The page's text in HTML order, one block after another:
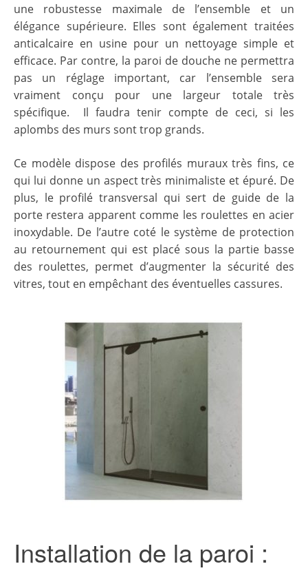
une robustesse maximale de l’ensemble et un
élégance supérieure. Elles sont également traitées
anticalcaire en usine pour un nettoyage simple et
efficace. Par contre, la paroi de douche ne permettra
pas un réglage important, car l’ensemble sera
vraiment conçu pour une largeur totale très
spécifique. Il faudra tenir compte de ceci, si les
aplombs des murs sont trop grands.
Ce modèle dispose des profilés muraux très fins, ce
qui lui donne un aspect très minimaliste et épuré. De
plus, le profilé transversal qui sert de guide de la
porte restera apparent comme les roulettes en acier
inoxydable. De l’autre coté le système de protection
au retournement qui est placé sous la partie basse
des roulettes, permet d’augmenter la sécurité des
vitres, tout en empêchant des éventuelles cassures.
Installation de la paroi :